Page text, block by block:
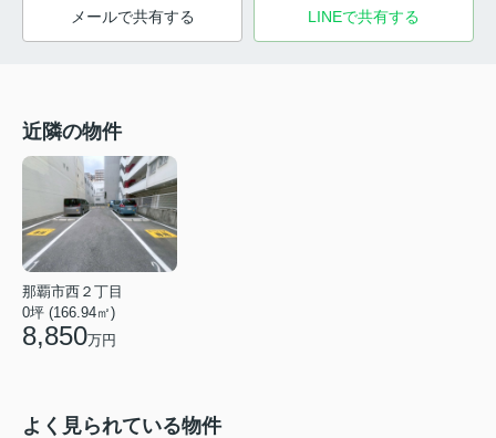
メールで共有する LINEで共有する
近隣の物件
那覇市西２丁目
0坪 (166.94㎡)
8,850万円
よく見られている物件